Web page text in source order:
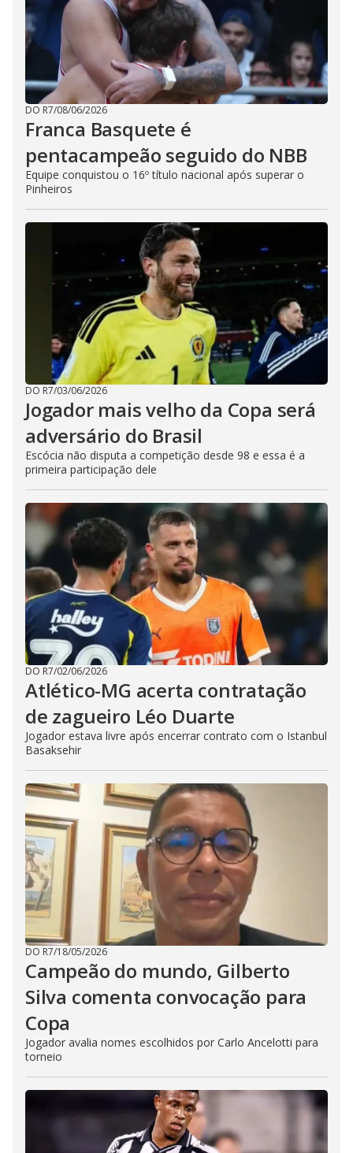
DO R7/08/06/2026
Franca Basquete é
pentacampeão seguido do NBB
Equipe conquistou o 16º título nacional após superar o
Pinheiros
DO R7/03/06/2026
Jogador mais velho da Copa será
adversário do Brasil
Escócia não disputa a competição desde 98 e essa é a
primeira participação dele
DO R7/02/06/2026
Atlético-MG acerta contratação
de zagueiro Léo Duarte
Jogador estava livre após encerrar contrato com o Istanbul
Basaksehir
DO R7/18/05/2026
Campeão do mundo, Gilberto
Silva comenta convocação para
Copa
Jogador avalia nomes escolhidos por Carlo Ancelotti para
torneio